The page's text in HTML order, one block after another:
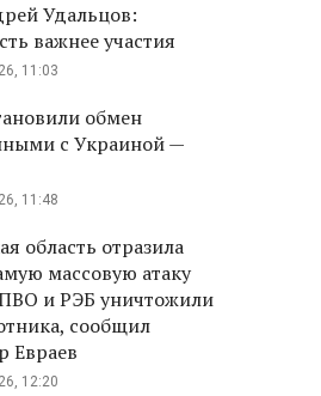
Удальцов:
важнее участия
11:03
обмен
с Украиной —
11:48
область отразила
массовую атаку
и РЭБ уничтожили
сообщил
Евраев
12:20